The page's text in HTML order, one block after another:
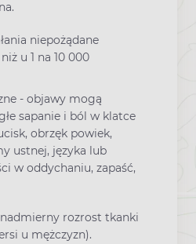
niepożądane
u 1 na 10 000
- objawy mogą
sapanie i ból w klatce
obrzęk powiek,
ustnej, języka lub
w oddychaniu, zapaść,
rozrost tkanki
u mężczyzn).